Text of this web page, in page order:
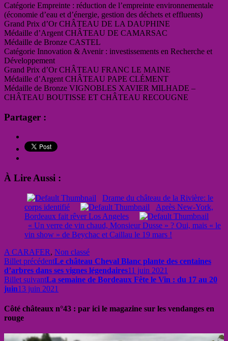
Catégorie Empreinte : réduction de l’empreinte environnementale
(économie d’eau et d’énergie, gestion des déchets et effluents)
Grand Prix d’Or CHÂTEAU DE LA DAUPHINE
Médaille d’Argent CHÂTEAU DE CAMARSAC
Médaille de Bronze CASTEL
Catégorie Innovation & Avenir : investissements en Recherche et
Développement
Grand Prix d’Or CHÂTEAU FRANC LE MAINE
Médaille d’Argent CHÂTEAU PAPE CLÉMENT
Médaille de Bronze VIGNOBLES XAVIER MILHADE –
CHÂTEAU BOUTISSE ET CHÂTEAU RECOUGNE
Partager :
À Lire Aussi :
Drame du château de la Rivière: le
corps identifié
Après New-York,
Bordeaux fait rêver Los Angeles
« Un verre de vin chaud, Monsieur Dusse » ? Oui, mais « le
vin show » de Beychac et Caillau le 19 mars !
A CARAFER, Non classé
Billet précédentLe château Cheval Blanc plante des centaines
d’arbres dans ses vignes légendaires11 juin 2021
Billet suivantLa semaine de Bordeaux Fête le Vin : du 17 au 20
juin13 juin 2021
Côté châteaux n°43 : par ici le magazine sur les vendanges en
rouge